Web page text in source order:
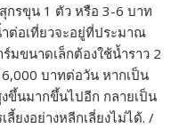
กรขุน 1 ตัว หรือ 3-6 บาท
ต่อเที่ยวจะอยู่ที่ประมาณ
ขนาดเล็กต้องใช้น้ำราว 2
บาทต่อวัน หากเป็น
นมากขึ้นไปอีก กลายเป็น
ยงอย่างหลีกเลี่ยงไม่ได้. /